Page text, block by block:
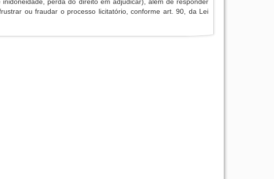
ou fraudar o processo licitatório, conforme art. 90, da Lei